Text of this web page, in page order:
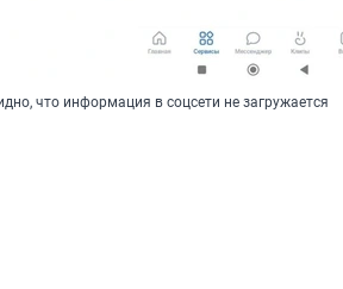
что информация в соцсети не загружается